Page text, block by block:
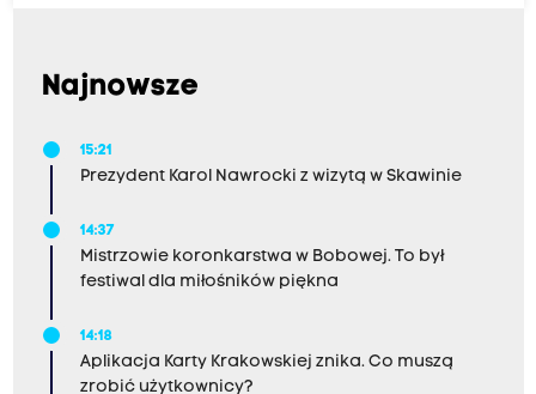
Najnowsze
15:21
Prezydent Karol Nawrocki z wizytą w Skawinie
14:37
Mistrzowie koronkarstwa w Bobowej. To był
festiwal dla miłośników piękna
14:18
Aplikacja Karty Krakowskiej znika. Co muszą
zrobić użytkownicy?